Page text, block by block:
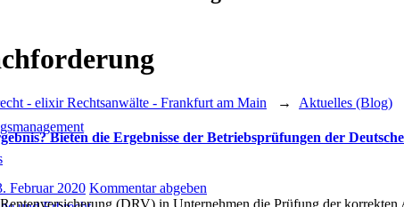
- elixir Rechtsanwälte - Frankfurt am Main → Aktuelles (Blog)
Bieten die Ergebnisse der Betriebsprüfungen der
Februar 2020 Kommentar abgeben